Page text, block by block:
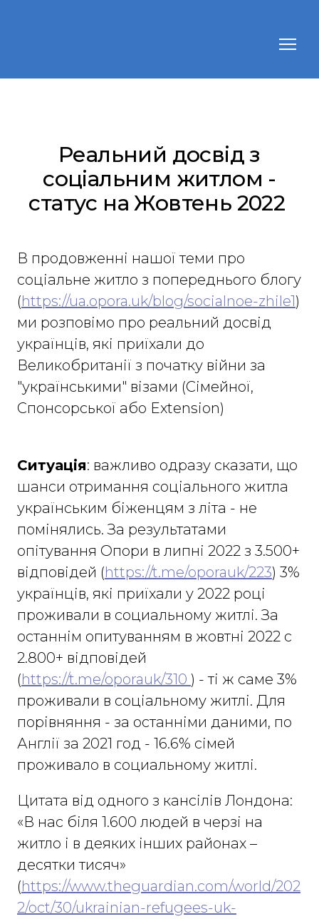
Реальний досвід з
соціальним житлом -
статус на Жовтень 2022
В продовженні нашої теми про
соціальне житло з попереднього блогу
(https://ua.opora.uk/blog/socialnoe-zhile1)
ми розповімо про реальний досвід
українців, які приїхали до
Великобританії з початку війни за
"українськими" візами (Сімейної,
Cпонсорської або Extension)
Ситуація: важливо одразу сказати, що
шанси отримання соціального житла
українським біженцям з літа - не
помінялись. За результатами
опітування Опори в липні 2022 з 3.500+
відповідей (https://t.me/oporauk/223) 3%
українців, які приїхали у 2022 році
проживали в социальному житлі. За
останнім опитуванням в жовтні 2022 с
2.800+ відповідей
(https://t.me/oporauk/310 ) - ті ж саме 3%
проживали в соціальному житлі. Для
порівняння - за останніми даними, по
Англії за 2021 год - 16.6% сімей
проживало в социальному житлі.
Цитата від одного з кансілів Лондона:
«В нас біля 1.600 людей в черзі на
житло і в деяких інших районах –
десятки тисяч»
(https://www.theguardian.com/world/202
2/oct/30/ukrainian-refugees-uk-